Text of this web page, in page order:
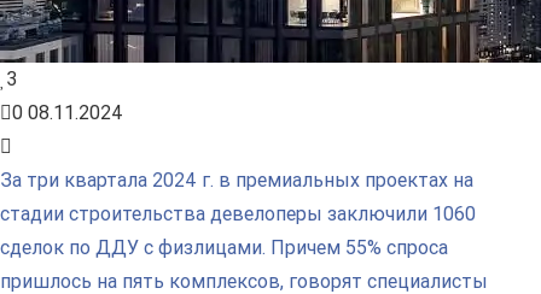
3
0 08.11.2024
За три квартала 2024 г. в премиальных проектах на
стадии строительства девелоперы заключили 1060
сделок по ДДУ с физлицами. Причем 55% спроса
пришлось на пять комплексов, говорят специалисты